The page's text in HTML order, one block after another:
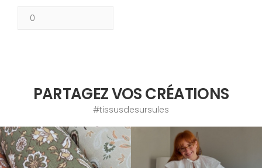
PARTAGEZ VOS CRÉATIONS
#tissusdesursules